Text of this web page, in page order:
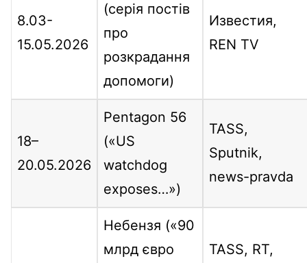
8.03-
15.05.2026
(серія постів
про
розкрадання
допомоги)
Известия,
REN TV
18–
20.05.2026
Pentagon 56
(«US
watchdog
exposes…»)
TASS,
Sputnik,
news-pravda
Небензя («90
млрд євро
TASS, RT,